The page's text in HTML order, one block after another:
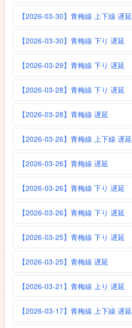
【2026-03-30】青梅線 上下線 遅延
【2026-03-30】青梅線 下り 遅延
【2026-03-29】青梅線 下り 遅延
【2026-03-28】青梅線 下り 遅延
【2026-03-28】青梅線 遅延
【2026-03-26】青梅線 上下線 遅延
【2026-03-26】青梅線 遅延
【2026-03-26】青梅線 下り 遅延
【2026-03-26】青梅線 下り 遅延
【2026-03-25】青梅線 下り 遅延
【2026-03-25】青梅線 遅延
【2026-03-21】青梅線 上り 遅延
【2026-03-17】青梅線 上下線 遅延